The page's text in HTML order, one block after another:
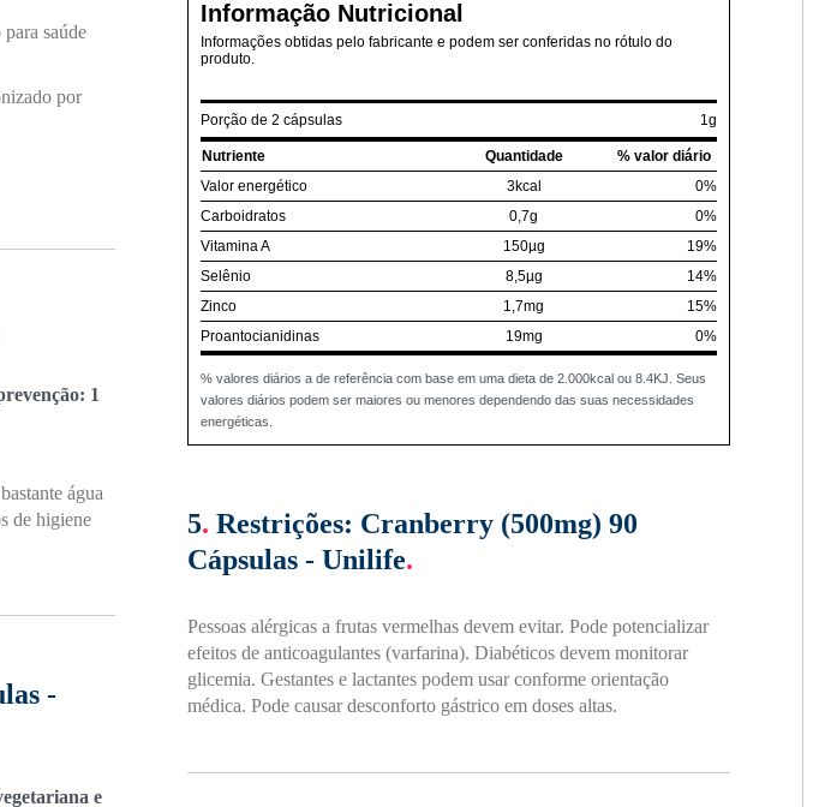
saúde
por
1
água
de higiene
-
e
Informação Nutricional
Informações obtidas pelo fabricante e podem ser conferidas no rótulo do
produto.
Porção de 2 cápsulas 1g
Nutriente Quantidade
% valor diário
Valor energético
3kcal
0%
Carboidratos
0,7g
0%
Vitamina A
150µg
19%
Selênio
8,5µg
14%
Zinco
1,7mg
15%
Proantocianidinas
19mg 0%
% valores diários a de referência com base em uma dieta de 2.000kcal ou 8.4KJ. Seus
valores diários podem ser maiores ou menores dependendo das suas necessidades
energéticas.
5. Restrições: Cranberry (500mg) 90
Cápsulas - Unilife.
Pessoas alérgicas a frutas vermelhas devem evitar. Pode potencializar
efeitos de anticoagulantes (varfarina). Diabéticos devem monitorar
glicemia. Gestantes e lactantes podem usar conforme orientação
médica. Pode causar desconforto gástrico em doses altas.